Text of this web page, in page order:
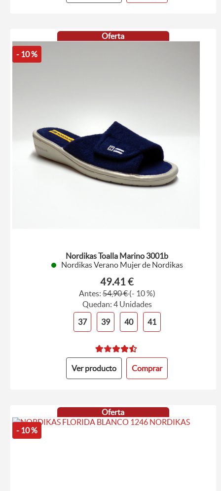
Oferta
- 10 %
Nordikas Toalla Marino 3001b
Nordikas Verano Mujer de Nordikas
49.41 €
Antes:54,90 €(- 10 %)
Quedan: 4 Unidades
37
39 40 41
Ver producto Comprar
Oferta
- 10 %